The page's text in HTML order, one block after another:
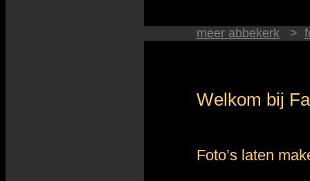
meer abbekerk >
Welkom bij
Foto’s laten